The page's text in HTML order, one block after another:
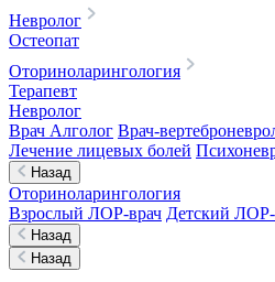
Невролог
Остеопат
Оториноларингология
Терапевт
Невролог
Врач Алголог Врач-
Лечение лицевых болей
Назад
Оториноларингология
Взрослый ЛОР-врач Детский ЛОР-
Назад
Назад